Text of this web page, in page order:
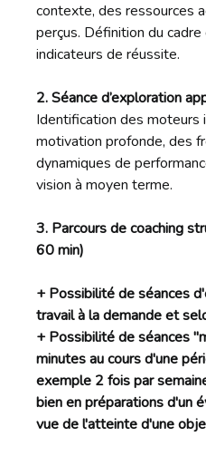
contexte, des ressources
perçus. Définition du
indicateurs de réussite.
2. Séance d’exploration
Identification des moteurs
motivation profonde, des
dynamiques de
vision à moyen terme.
3. Parcours de coaching
60 min)
+ Possibilité de séances
travail à la demande et
+ Possibilité de séances
minutes au cours d'une
exemple 2 fois par
bien en préparations d'un
vue de l'atteinte d'une